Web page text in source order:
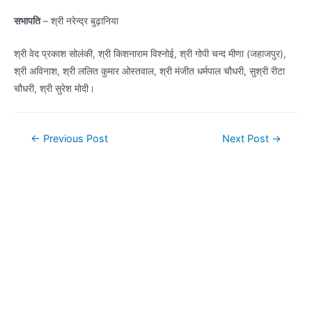
सभापति– श्री नरेन्‍द्र बुढ़ानिया
श्री वेद प्रकाश सोलंकी, श्री किशनाराम विश्‍नोई, श्री गोपी चन्‍द मीणा (जहाजपुर),
श्री अविनाश, श्री ललित कुमार ओस्‍तवाल, श्री मंजीत धर्मपाल चौधरी, सुश्री रीटा
चौधरी, श्री सुरेश मोदी।
Post← Previous Post Next Post →